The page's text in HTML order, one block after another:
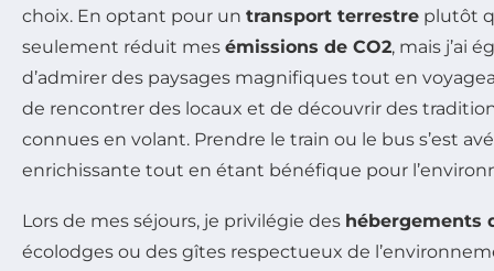
choix. En optant pour un transport terrestre plutôt
seulement réduit mes émissions de CO2, mais j’ai
d’admirer des paysages magnifiques tout en
de rencontrer des locaux et de découvrir des
connues en volant. Prendre le train ou le bus s’est
enrichissante tout en étant bénéfique pour
Lors de mes séjours, je privilégie des hébergements
écolodges ou des gîtes respectueux de